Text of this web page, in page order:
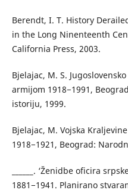
Berendt, I. T. History
in the Long Ninenteenth
California Press, 2003.
Bjelajac, M. S.
armijom 1918−1991,
istoriju, 1999.
Bjelajac, M. Vojska
1918−1921, Beograd:
______. ‘Ženidbe oficira
1881−1941. Planirano